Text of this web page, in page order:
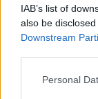
IAB’s list of
also be
Downstream
Please note that
Personal
Ένα ακόμα
«Θωρηκτό»
Ζούμπκοφ
αθλητής για